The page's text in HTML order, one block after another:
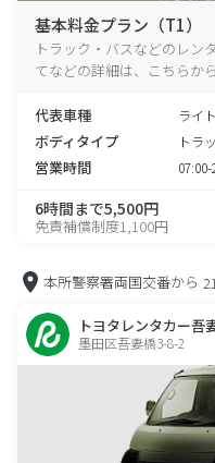
基本料金プラン（T1）
トラック・バスなどのレン
てなどの詳細は、こちらか
代表車種 ライ
ボディタイプ トラ
営業時間
6時間まで5,500円
免責補償制度1,100円
本所警察署両国交番から
トヨタレンタカー吾
墨田区吾妻橋3-8-2